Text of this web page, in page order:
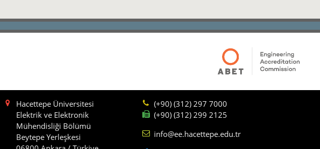
Hacettepe Üniversitesi
Elektrik ve Elektronik
Mühendisliği Bölümü
Beytepe Yerleşkesi
(+90) (312) 297 7000
(+90) (312) 299 2125
info@ee.hacettepe.edu.tr